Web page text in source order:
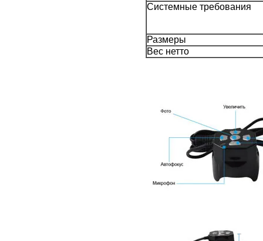
Системные требования
Размеры
Вес нетто